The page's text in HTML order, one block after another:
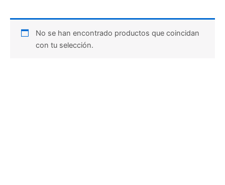
No se han encontrado productos que coincidan
con tu selección.